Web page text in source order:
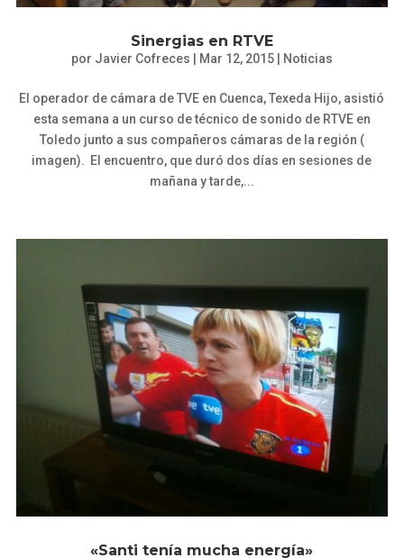
Sinergias en RTVE
por Javier Cofreces Mar 12, 2015| Noticias
El operador de cámara de TVE en Cuenca, Texeda Hijo, asistió
esta semana a un curso de técnico de sonido de RTVE en
Toledo junto a sus compañeros cámaras de la región (
imagen). El encuentro, que duró dos días en sesiones de
mañana y tarde,...
«Santi tenía mucha energía»